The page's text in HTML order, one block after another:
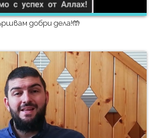
добри дела!🤲